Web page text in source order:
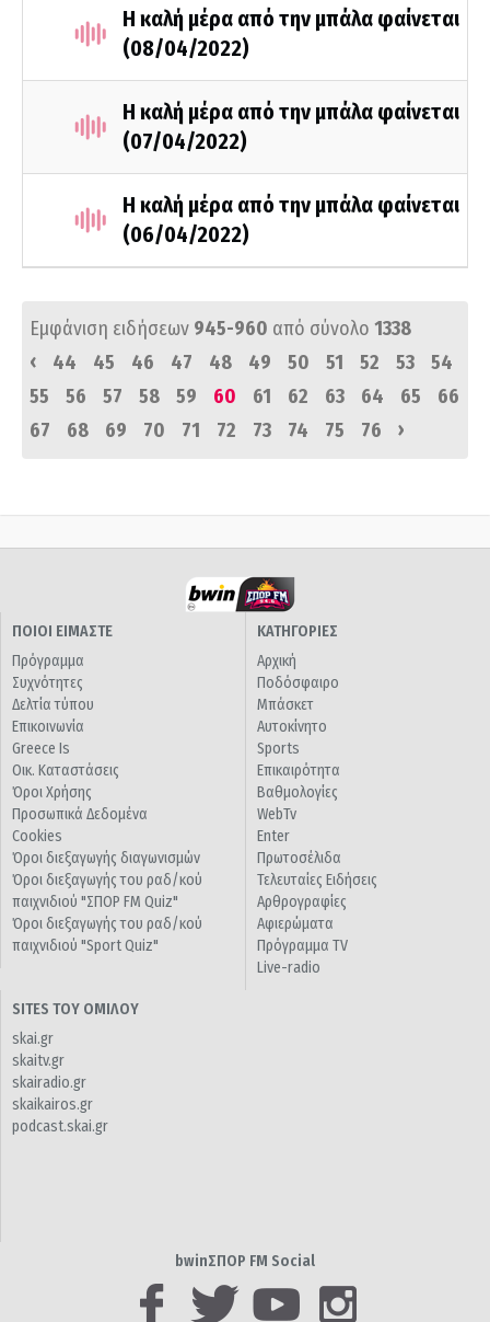
Η καλή μέρα από την μπάλα φαίνεται
(08/04/2022)
Η καλή μέρα από την μπάλα φαίνεται
(07/04/2022)
Η καλή μέρα από την μπάλα φαίνεται
(06/04/2022)
Εμφάνιση ειδήσεων 945-960 από σύνολο 1338
‹
44 45 46 47 48 49 50 51 52 53
54
55
56 57 58 59 60 61 62 63 64 65
66
67
68 69 70 71 72 73 74 75 76 ›
ΠΟΙΟΙ ΕΙΜΑΣΤΕ
Πρόγραμμα
Συχνότητες
Δελτία τύπου
Επικοινωνία
Greece Is
Οικ. Καταστάσεις
Όροι Χρήσης
Προσωπικά Δεδομένα
Cookies
Όροι διεξαγωγής διαγωνισμών
Όροι διεξαγωγής του ραδ/κού
παιχνιδιού "ΣΠΟΡ FM Quiz"
Όροι διεξαγωγής του ραδ/κού
παιχνιδιού "Sport Quiz"
ΚΑΤΗΓΟΡΙΕΣ
Αρχική
Ποδόσφαιρο
Μπάσκετ
Αυτοκίνητο
Sports
Επικαιρότητα
Βαθμολογίες
WebTv
Enter
Πρωτοσέλιδα
Τελευταίες Ειδήσεις
Αρθρογραφίες
Αφιερώματα
Πρόγραμμα TV
Live-radio
SITES ΤΟΥ ΟΜΙΛΟΥ
skai.gr
skaitv.gr
skairadio.gr
skaikairos.gr
podcast.skai.gr
bwinΣΠΟΡ FM Social